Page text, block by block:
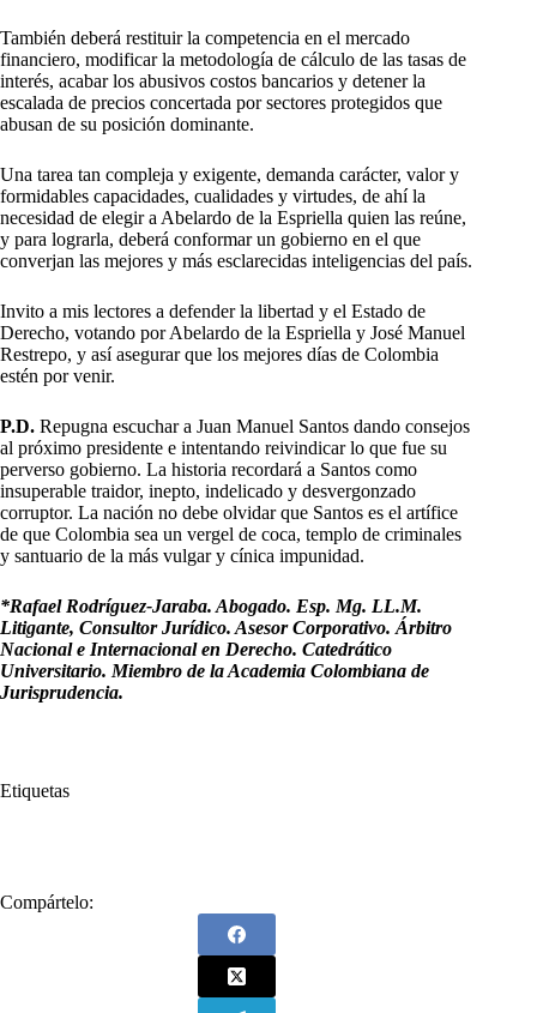
También deberá restituir la competencia en el mercado
financiero, modificar la metodología de cálculo de las tasas de
interés, acabar los abusivos costos bancarios y detener la
escalada de precios concertada por sectores protegidos que
abusan de su posición dominante.
Una tarea tan compleja y exigente, demanda carácter, valor y
formidables capacidades, cualidades y virtudes, de ahí la
necesidad de elegir a Abelardo de la Espriella quien las reúne,
y para lograrla, deberá conformar un gobierno en el que
converjan las mejores y más esclarecidas inteligencias del país.
Invito a mis lectores a defender la libertad y el Estado de
Derecho, votando por Abelardo de la Espriella y José Manuel
Restrepo, y así asegurar que los mejores días de Colombia
estén por venir.
P.D. Repugna escuchar a Juan Manuel Santos dando consejos
al próximo presidente e intentando reivindicar lo que fue su
perverso gobierno. La historia recordará a Santos como
insuperable traidor, inepto, indelicado y desvergonzado
corruptor. La nación no debe olvidar que Santos es el artífice
de que Colombia sea un vergel de coca, templo de criminales
y santuario de la más vulgar y cínica impunidad.
*Rafael Rodríguez-Jaraba. Abogado. Esp. Mg. LL.M.
Litigante, Consultor Jurídico. Asesor Corporativo. Árbitro
Nacional e Internacional en Derecho. Catedrático
Universitario. Miembro de la Academia Colombiana de
Jurisprudencia.
Etiquetas
Compártelo: